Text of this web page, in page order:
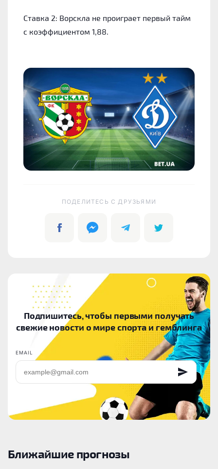
Ставка 2: Ворскла не проиграет первый тайм
с коэффициентом 1,88.
ПОДЕЛИТЕСЬ C ДРУЗЬЯМИ
Подпишитесь, чтобы первыми получать
свежие новости о мире спорта и гемблинга
EMAIL
Ближайшие прогнозы